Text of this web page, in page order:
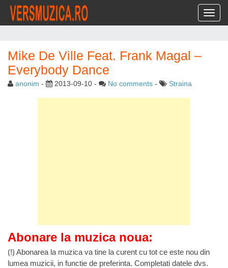
Mike De Ville Feat. Frank Magal –
Everybody Dance
anonim - 2013-09-10 - No comments - Straina
Abonare la muzica noua:
(!) Abonarea la muzica va tine la curent cu tot ce este nou din
lumea muzicii, in functie de preferinta. Completati datele dvs.